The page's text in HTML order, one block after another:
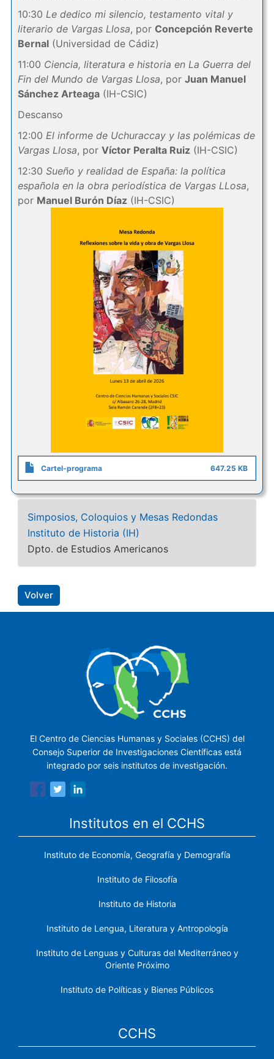
10:30 Le dedico mi silencio, testamento vital y
literario de Vargas Llosa, por Concepción Reverte
Bernal(Universidad de Cádiz)
11:00 Ciencia, literatura e historia en La Guerra del
Fin del Mundo de Vargas Llosa, por Juan Manuel
Sánchez Arteaga(IH-CSIC)
Descanso
12:00 El informe de Uchuraccay y las polémicas de
Vargas Llosa, por Víctor Peralta Ruiz(IH-CSIC)
12:30 Sueño y realidad de España: la política
española en la obra periodística de Vargas LLosa,
por Manuel Burón Díaz(IH-CSIC)
Cartel-programa 647.25 KB
Simposios, Coloquios y Mesas Redondas
Instituto de Historia (IH)
Dpto. de Estudios Americanos
Volver
El Centro de Ciencias Humanas y Sociales (CCHS) del
Consejo Superior de Investigaciones Científicas está
integrado por seis institutos de investigación.
Institutos en el CCHS
Instituto de Economía, Geografía y Demografía
Instituto de Filosofía
Instituto de Historia
Instituto de Lengua, Literatura y Antropología
Instituto de Lenguas y Culturas del Mediterráneo y
Oriente Próximo
Instituto de Políticas y Bienes Públicos
CCHS